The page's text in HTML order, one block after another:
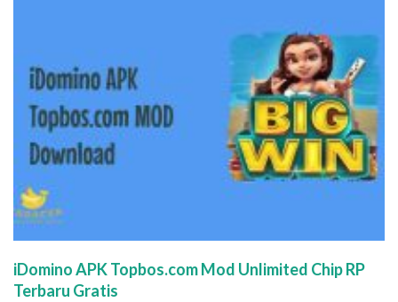
iDomino APK Topbos.com Mod Unlimited Chip RP
Terbaru Gratis